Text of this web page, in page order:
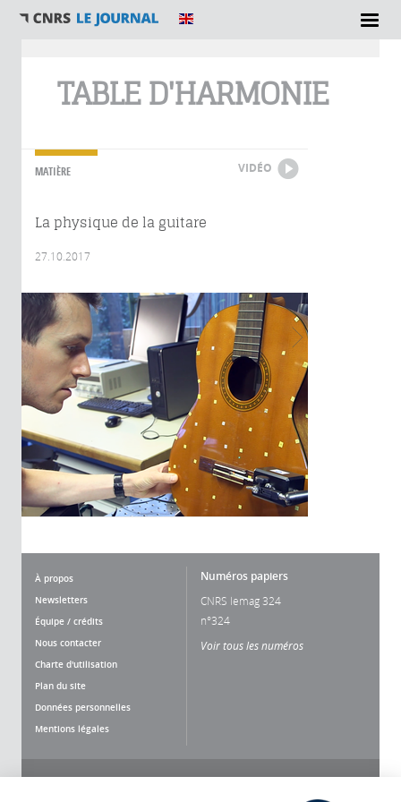
TABLE D'HARMONIE
MATIÈRE VIDÉO
La physique de la guitare
27.10.2017
À propos
Newsletters
Équipe / crédits
Nous contacter
Charte d'utilisation
Plan du site
Données personnelles
Mentions légales
Numéros papiers
CNRS lemag 324
n°324
Voir tous les numéros